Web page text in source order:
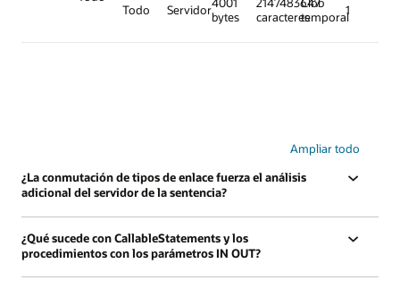
Todo
Servidorbytes
caracterestemporal1
Ampliar todo
¿La conmutación de tipos de enlace fuerza el análisis
adicional del servidor de la sentencia?
¿Qué sucede con CallableStatements y los
procedimientos con los parámetros IN OUT?